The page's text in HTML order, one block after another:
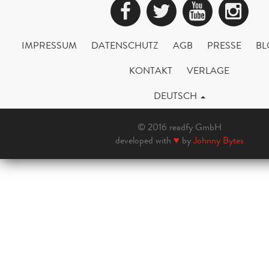
Facebook
Twitter
IMPRESSUM DATENSCHUTZ AGB PRESSE
KONTAKT
VERLAGE
DEUTSCH
© 2016 readfy GmbH
developed with ♥ byJohnny Bytes